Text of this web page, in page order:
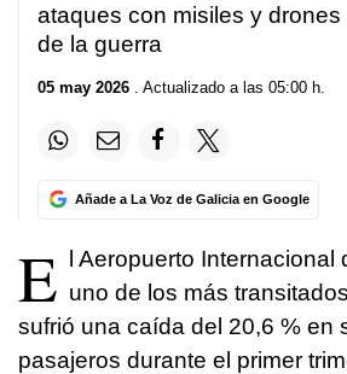
ataques con misiles y
de la guerra
05 may 2026 . Actualizado a las 05:00 h.
Añade a La Voz de Galicia en Google
E l Aeropuerto Internacional
uno de los más
sufrió una caída del 20,6 % en
pasajeros durante el primer